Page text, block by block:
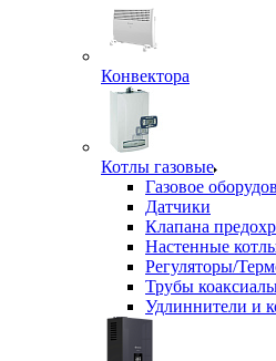
Конвектора
Котлы газовые
Газовое
Датчики
Клапана
Настенные
Регуляторы/
Трубы
Удлиннители и